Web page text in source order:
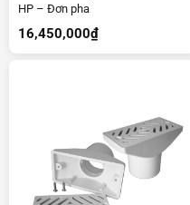
HP – Đơn pha
16,450,000₫